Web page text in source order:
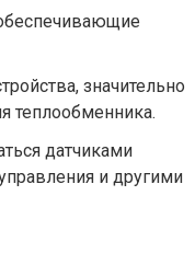
значительно
теплообменника.
датчиками
и другими